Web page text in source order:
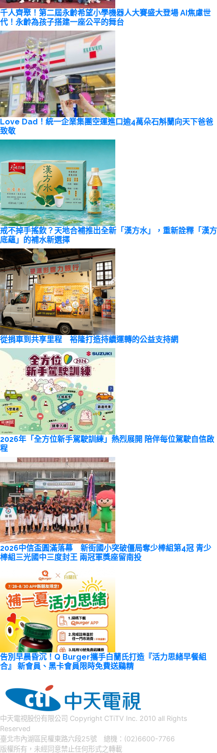
千人齊聚！第二屆永齡希望小學機器人大賽盛大登場 AI焦慮世
代！永齡為孩子搭建一座公平的舞台
Love Dad！統一企業集團空運進口逾4萬朵石斛蘭向天下爸爸
致敬
戒不掉手搖飲？天地合補推出全新「漢方水」，重新詮釋「漢方
底蘊」的補水新選擇
從捐車到共享里程 裕隆打造持續運轉的公益支持網
2026年「全方位新手駕駛訓練」熱烈展開 陪伴每位駕駛自信啟
程
2026中信盃圓滿落幕 新街國小突破僵局奪少棒組第4冠 青少
棒組三光國中三度封王 兩冠軍獎座留南投
告別早晨昏沉！Q Burger攜手白蘭氏打造『活力思緒早餐組
合』 新會員、黑卡會員限時免費送鷄精
中天電視股份有限公司 Copyright CTiTV Inc. 2010 all Rights
Reserved
臺北市內湖區民權東路六段25號 總機：(02)6600-7766
版權所有，未經同意禁止任何形式之轉載